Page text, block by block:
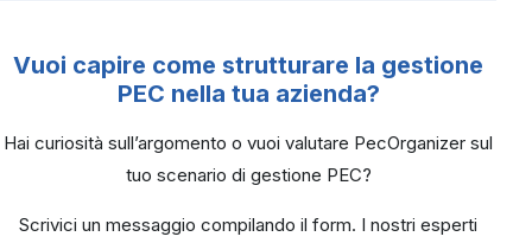
Vuoi capire come strutturare la gestione
PEC nella tua azienda?
Hai curiosità sull’argomento o vuoi valutare PecOrganizer sul
tuo scenario di gestione PEC?
Scrivici un messaggio compilando il form. I nostri esperti